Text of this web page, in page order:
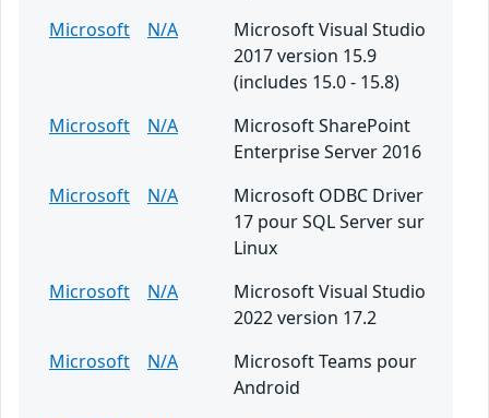
Microsoft
N/A
Microsoft Visual Studio
2017 version 15.9
(includes 15.0 - 15.8)
Microsoft
N/A
Microsoft SharePoint
Enterprise Server 2016
Microsoft
N/A
Microsoft ODBC Driver
17 pour SQL Server sur
Linux
Microsoft
N/A
Microsoft Visual Studio
2022 version 17.2
Microsoft
N/A
Microsoft Teams pour
Android